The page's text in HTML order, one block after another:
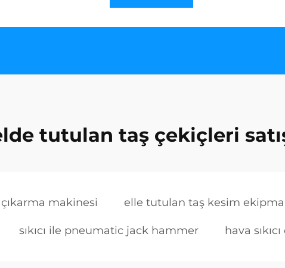
tutulan taş çekiçleri
makinesi elle tutulan taş kesim
sıkıcı ile pneumatic jack hammer hava